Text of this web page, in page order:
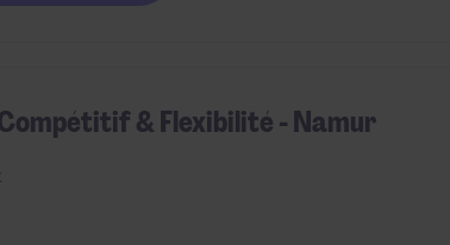
& Flexibilité - Namur